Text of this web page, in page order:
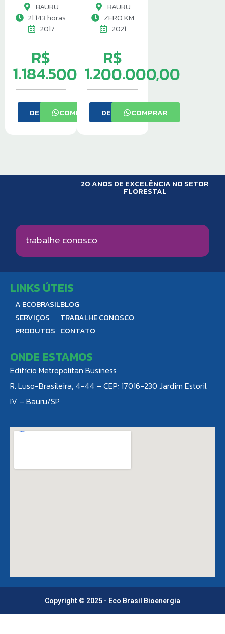
BAURU
21.143 horas
2017
R$
1.184.500,00
DETALHESCOMPRAR
BAURU
ZERO KM
2021
R$
1.200.000,00
DETALHESCOMPRAR
20 ANOS DE EXCELÊNCIA NO SETOR
FLORESTAL
trabalhe conosco
LINKS ÚTEIS
A ECOBRASIL
SERVIÇOS
PRODUTOS
BLOG
TRABALHE CONOSCO
CONTATO
ONDE ESTAMOS
Edifício Metropolitan Business
R. Luso-Brasileira, 4-44 – CEP: 17016-230 Jardim Estoril
IV – Bauru/SP
Copyright © 2025 - Eco Brasil Bioenergia